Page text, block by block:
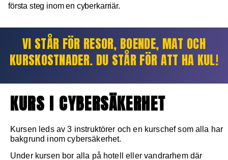
första steg inom en cyberkarriär.
VI STÅR FÖR RESOR, BOENDE, MAT OCH
KURSKOSTNADER. DU STÅR FÖR ATT HA KUL!
KURS I CYBERSÄKERHET
Kursen leds av 3 instruktörer och en kurschef som alla har
bakgrund inom cybersäkerhet.
Under kursen bor alla på hotell eller vandrarhem där